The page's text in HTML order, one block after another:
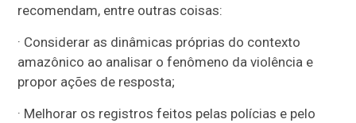
recomendam, entre outras coisas:
· Considerar as dinâmicas próprias do contexto
amazônico ao analisar o fenômeno da violência e
propor ações de resposta;
· Melhorar os registros feitos pelas polícias e pelo